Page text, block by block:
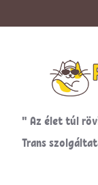
" Az élet túl
Trans